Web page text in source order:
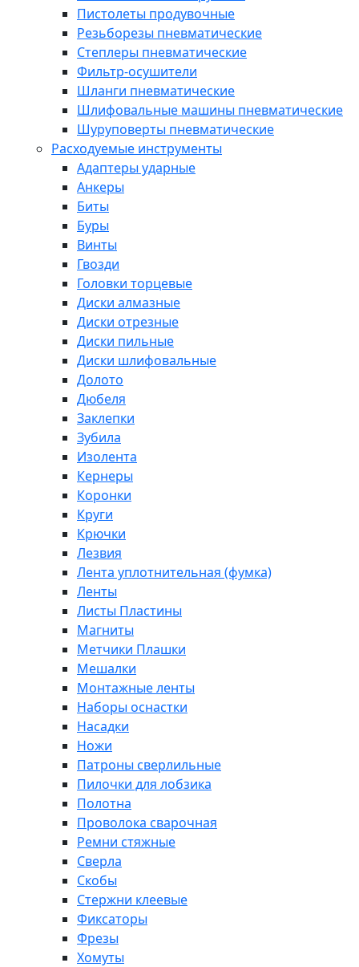
Пистолеты продувочные
Резьборезы пневматические
Степлеры пневматические
Фильтр-осушители
Шланги пневматические
Шлифовальные машины пневматические
Шуруповерты пневматические
Расходуемые инструменты
Адаптеры ударные
Анкеры
Биты
Буры
Винты
Гвозди
Головки торцевые
Диски алмазные
Диски отрезные
Диски пильные
Диски шлифовальные
Долото
Дюбеля
Заклепки
Зубила
Изолента
Кернеры
Коронки
Круги
Крючки
Лезвия
Лента уплотнительная (фумка)
Ленты
Листы Пластины
Магниты
Метчики Плашки
Мешалки
Монтажные ленты
Наборы оснастки
Насадки
Ножи
Патроны сверлильные
Пилочки для лобзика
Полотна
Проволока сварочная
Ремни стяжные
Сверла
Скобы
Стержни клеевые
Фиксаторы
Фрезы
Хомуты